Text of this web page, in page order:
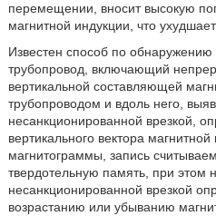
перемещении, вносит высокую
магнитной индукции, что
Известен способ по
трубопровод, включающий
вертикальной составляющей
трубопроводом и вдоль него,
несанкционированной врезкой,
вертикального вектора
магнитограммы, запись
твердотельную память, при этом
несанкционированной врезкой
возрастанию или убыванию